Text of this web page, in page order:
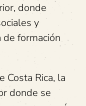
donde
y
formación
Costa Rica, la
donde se